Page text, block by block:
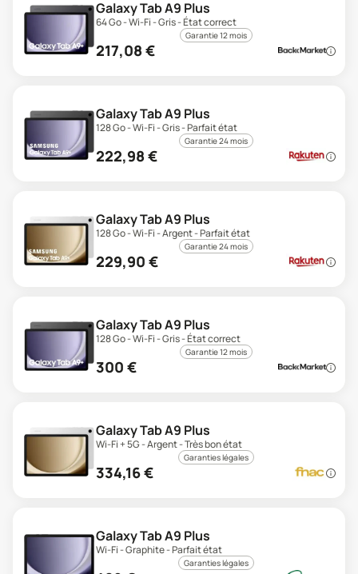
Galaxy Tab A9 Plus
64 Go - Wi-Fi - Gris - État correct
Garantie 12 mois
217,08 €
Galaxy Tab A9 Plus
128 Go - Wi-Fi - Gris - Parfait état
Garantie 24 mois
222,98 €
Galaxy Tab A9 Plus
128 Go - Wi-Fi - Argent - Parfait état
Garantie 24 mois
229,90 €
Galaxy Tab A9 Plus
128 Go - Wi-Fi - Gris - État correct
Garantie 12 mois
300 €
Galaxy Tab A9 Plus
Wi-Fi + 5G - Argent - Très bon état
Garanties légales
334,16€
Galaxy Tab A9 Plus
Wi-Fi - Graphite - Parfait état
Garanties légales